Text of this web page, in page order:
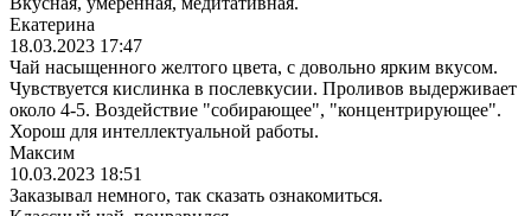
Екатерина
18.03.2023 17:47
Чай насыщенного желтого цвета, с довольно ярким вкусом.
Чувствуется кислинка в послевкусии. Проливов выдерживает
около 4-5. Воздействие "собирающее", "концентрирующее".
Хорош для интеллектуальной работы.
Максим
10.03.2023 18:51
Заказывал немного, так сказать ознакомиться.